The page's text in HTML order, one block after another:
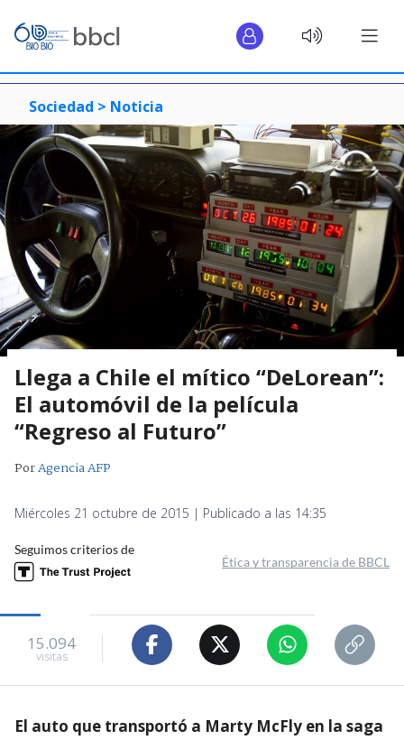
Sociedad > Noticia
Llega a Chile el mítico “DeLorean”:
El automóvil de la película
“Regreso al Futuro”
PorAgencia AFP
Miércoles 21 octubre de 2015 | Publicado a las 14:35
Seguimos criterios de
Ética y transparencia de BBCL
15.094
visitas
El auto que transportó a Marty McFly en la saga